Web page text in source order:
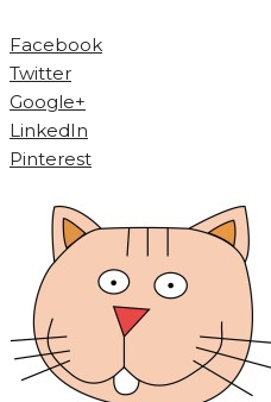
Facebook
Twitter
Google+
LinkedIn
Pinterest